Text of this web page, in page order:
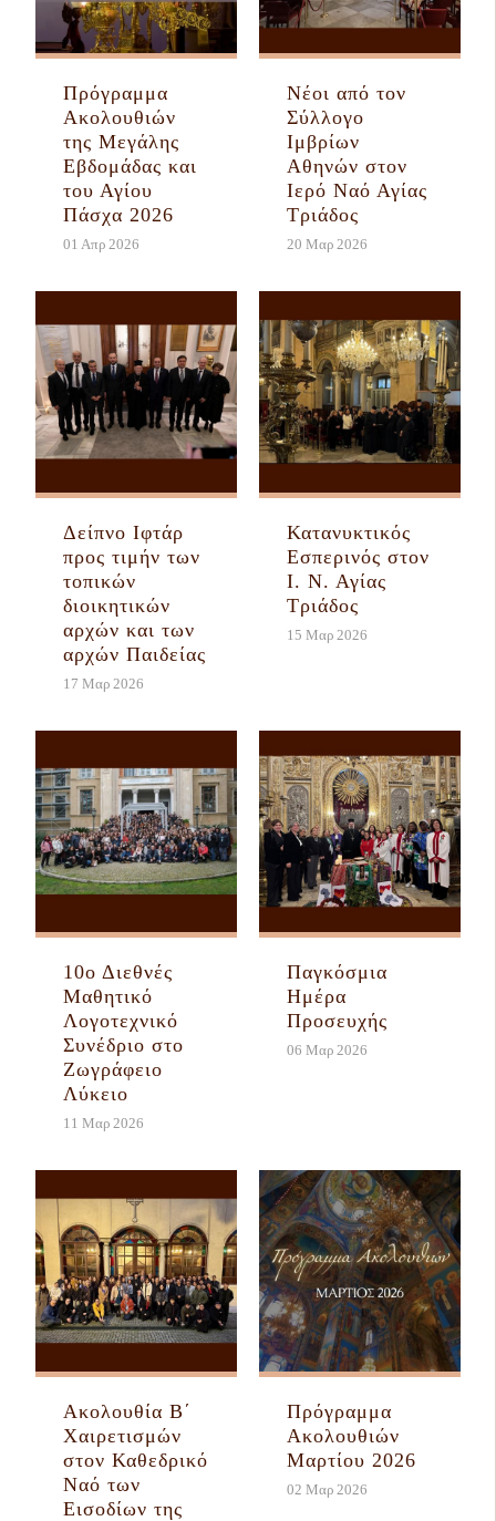
Πρόγραμμα
Ακολουθιών
της Μεγάλης
Εβδομάδας και
του Αγίου
Πάσχα 2026
01 Απρ 2026
Νέοι από τον
Σύλλογο
Ιμβρίων
Αθηνών στον
Ιερό Ναό Αγίας
Τριάδος
20 Μαρ 2026
Δείπνο Ιφτάρ
προς τιμήν των
τοπικών
διοικητικών
αρχών και των
αρχών Παιδείας
17 Μαρ 2026
Κατανυκτικός
Εσπερινός στον
Ι. Ν. Αγίας
Τριάδος
15 Μαρ 2026
10ο Διεθνές
Μαθητικό
Λογοτεχνικό
Συνέδριο στο
Ζωγράφειο
Λύκειο
11 Μαρ 2026
Παγκόσμια
Ημέρα
Προσευχής
06 Μαρ 2026
Ακολουθία Β´
Χαιρετισμών
στον Καθεδρικό
Ναό των
Εισοδίων της
Πρόγραμμα
Ακολουθιών
Μαρτίου 2026
02 Μαρ 2026